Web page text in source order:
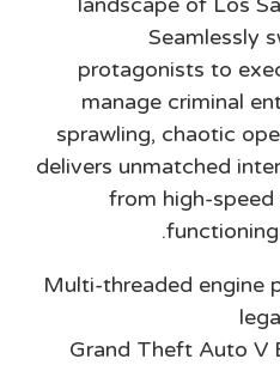
Seamlessly
protagonists to
manage criminal
sprawling, chaotic
delivers unmatched
from high-
Multi-threaded engine
Grand Theft Auto V